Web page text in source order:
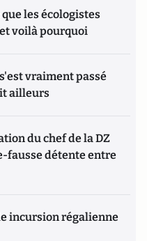
les écologistes
voilà pourquoi
vraiment passé
ailleurs
du chef de la DZ
fausse détente entre
incursion régalienne